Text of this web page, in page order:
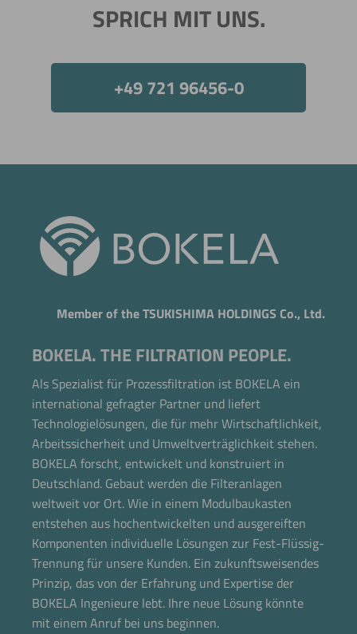
SPRICH MIT UNS.
+49 721 96456-0
Member of the TSUKISHIMA HOLDINGS Co., Ltd.
BOKELA. THE FILTRATION PEOPLE.
Als Spezialist für Prozessfiltration ist BOKELA ein
international gefragter Partner und liefert
Technologielösungen, die für mehr Wirtschaftlichkeit,
Arbeitssicherheit und Umweltverträglichkeit stehen.
BOKELA forscht, entwickelt und konstruiert in
Deutschland. Gebaut werden die Filteranlagen
weltweit vor Ort. Wie in einem Modulbaukasten
entstehen aus hochentwickelten und ausgereiften
Komponenten individuelle Lösungen zur Fest-Flüssig-
Trennung für unsere Kunden. Ein zukunftsweisendes
Prinzip, das von der Erfahrung und Expertise der
BOKELA Ingenieure lebt. Ihre neue Lösung könnte
mit einem Anruf bei uns beginnen.
Jetzt direkt die gemerkte Auswahl anfragen.